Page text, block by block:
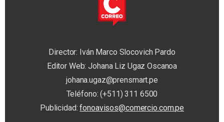
Director: Iván Marco Slocovich Pardo
Editor Web: Johana Liz Ugaz Oscanoa
johana.ugaz@prensmart.pe
Teléfono: (+511) 311 6500
Publicidad:fonoavisos@comercio.com.pe